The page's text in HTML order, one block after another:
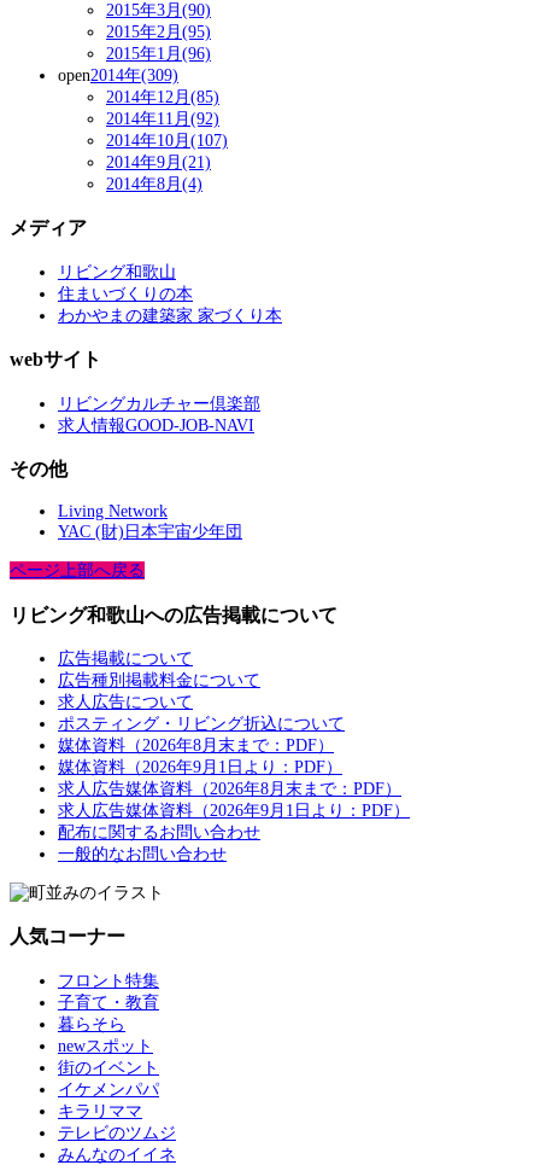
2015年3月(90)
2015年2月(95)
2015年1月(96)
open2014年(309)
2014年12月(85)
2014年11月(92)
2014年10月(107)
2014年9月(21)
2014年8月(4)
メディア
リビング和歌山
住まいづくりの本
わかやまの建築家 家づくり本
webサイト
リビングカルチャー倶楽部
求人情報GOOD-JOB-NAVI
その他
Living Network
YAC (財)日本宇宙少年団
ページ上部へ戻る
リビング和歌山への広告掲載について
広告掲載について
広告種別掲載料金について
求人広告について
ポスティング・リビング折込について
媒体資料（2026年8月末まで：PDF）
媒体資料（2026年9月1日より：PDF）
求人広告媒体資料（2026年8月末まで：PDF）
求人広告媒体資料（2026年9月1日より：PDF）
配布に関するお問い合わせ
一般的なお問い合わせ
人気コーナー
フロント特集
子育て・教育
暮らそら
newスポット
街のイベント
イケメンパパ
キラリママ
テレビのツムジ
みんなのイイネ